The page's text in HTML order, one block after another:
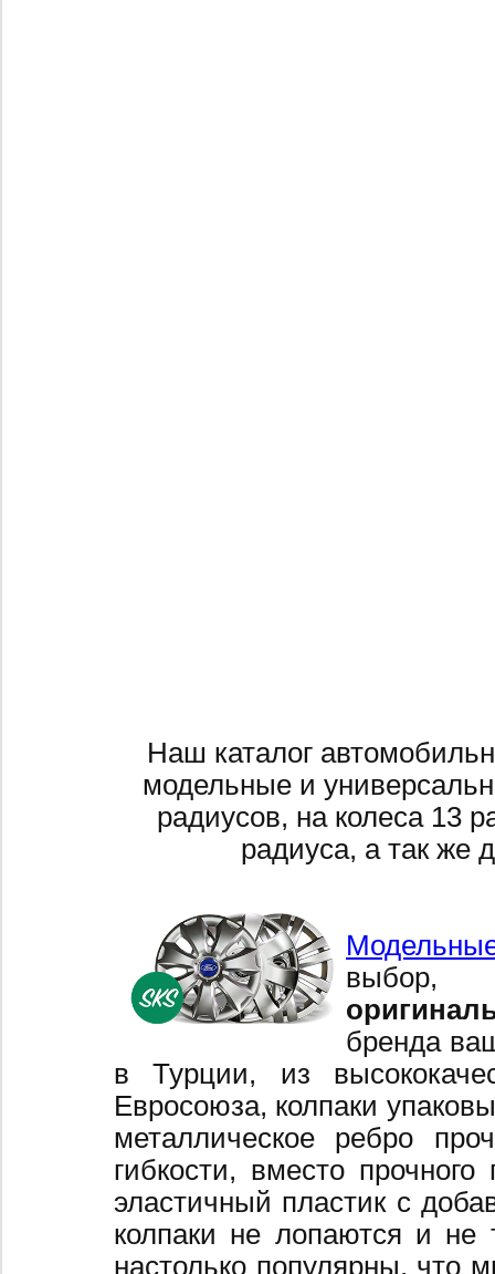
Наш каталог
модельные и
радиусов, на колеса 13
радиуса, а так же
выбор,
бренда
в Турции, из
Евросоюза, колпаки
металлическое ребро
гибкости, вместо
эластичный пластик с
колпаки не лопаются и не
настолько популярны, что